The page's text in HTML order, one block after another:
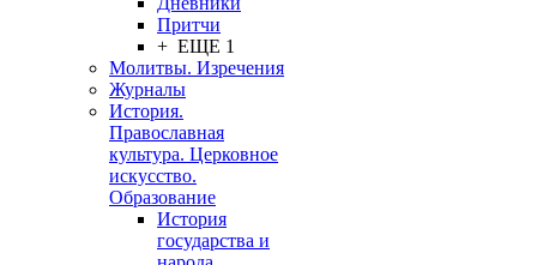
Притчи
+ ЕЩЕ 1
Молитвы. Изречения
Журналы
История.
Православная
культура. Церковное
искусство.
Образование
История
государства и